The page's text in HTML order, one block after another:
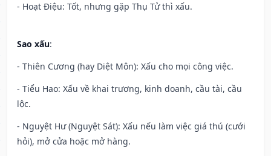
- Hoạt Điệu: Tốt, nhưng gặp Thụ Tử thì xấu.
Sao xấu:
- Thiên Cương (hay Diệt Môn): Xấu cho mọi công việc.
- Tiểu Hao: Xấu về khai trương, kinh doanh, cầu tài, cầu
lộc.
- Nguyệt Hư (Nguyệt Sát): Xấu nếu làm việc giá thú (cưới
hỏi), mở cửa hoặc mở hàng.